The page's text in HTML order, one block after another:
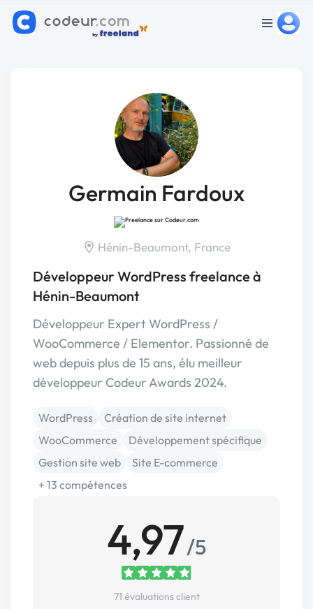
Germain Fardoux
Hénin-Beaumont, France
Développeur WordPress freelance à
Hénin-Beaumont
Développeur Expert WordPress /
WooCommerce / Elementor. Passionné de
web depuis plus de 15 ans, élu meilleur
développeur Codeur Awards 2024.
WordPress
Création de site internet
WooCommerce
Développement spécifique
Gestion site web
Site E-commerce
+ 13 compétences
4,97/5
71 évaluations client